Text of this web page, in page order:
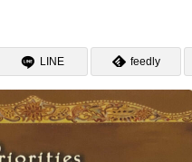
LINE feedly